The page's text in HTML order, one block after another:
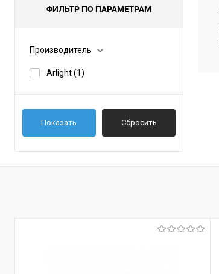
ФИЛЬТР ПО ПАРАМЕТРАМ
Производитель
Arlight(1)
Показать Сбросить